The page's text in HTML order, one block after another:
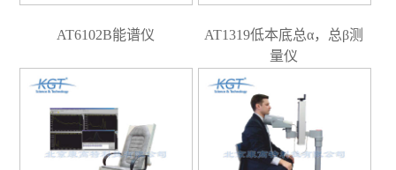
AT6102B能谱仪
AT1319低本底总α，总β测
量仪